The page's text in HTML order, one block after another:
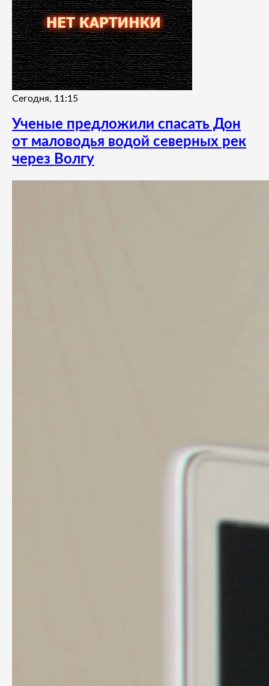
Сегодня, 11:15
Ученые предложили спасать Дон
от маловодья водой северных рек
через Волгу